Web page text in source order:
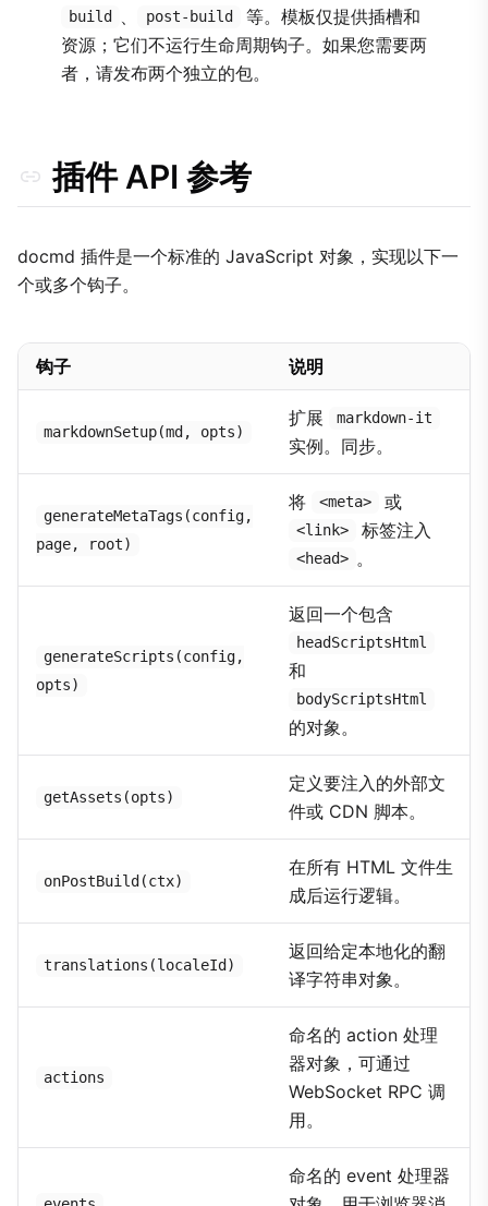
build post-build
等。模板仅提供插槽和
资源；它们不运行生命周期钩子。如果您需要两
者，请发布两个独立的包。
插件 API 参考
docmd 插件是一个标准的 JavaScript 对象，实现以下一
个或多个钩子。
钩子 说明
markdownSetup(md, opts)
扩展 markdown-it
实例。同步。
generateMetaTags(config,
page, root)
将 <meta> 或
<link> 标签注入
<head> 。
generateScripts(config,
opts)
返回一个包含
headScriptsHtml
和
bodyScriptsHtml
的对象。
getAssets(opts)
定义要注入的外部文
件或 CDN 脚本。
onPostBuild(ctx)
在所有 HTML 文件生
成后运行逻辑。
translations(localeId)
返回给定本地化的翻
译字符串对象。
actions
命名的 action 处理
器对象，可通过
WebSocket RPC 调
用。
命名的 event 处理器